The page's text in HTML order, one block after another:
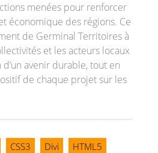
menées pour renforcer
économique des régions. Ce
de Germinal Territoires à
et les acteurs locaux
avenir durable, tout en
de chaque projet sur les
CSS3 Divi
HTML5